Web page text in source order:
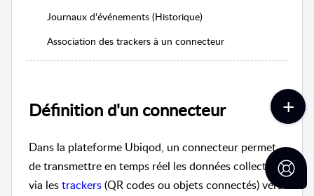
Journaux d'événements (Historique)
Association des trackers à un connecteur
Définition d'un connecteur
Dans la plateforme Ubiqod, un connecteur permet
de transmettre en temps réel les données collectées
via lestrackers(QR codes ou objets connectés) vers